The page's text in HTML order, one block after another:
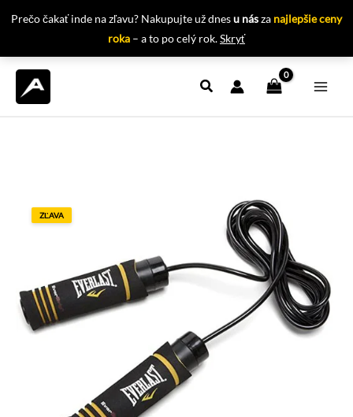
Prečo čakať inde na zľavu? Nakupujte už dnesu násza najlepšie ceny
roka – a to po celý rok.Skryť
Preskočiť
ZĽAVA